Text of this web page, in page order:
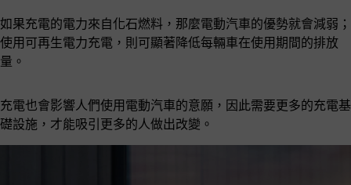
如果充電的電力來自化石燃料，那麼電動汽車的優勢就會減弱；
使用可再生電力充電，則可顯著降低每輛車在使用期間的排放
量。
充電也會影響人們使用電動汽車的意願，因此需要更多的充電基
礎設施，才能吸引更多的人做出改變。